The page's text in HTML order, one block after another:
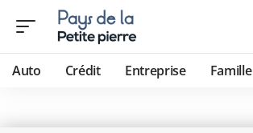
Auto Crédit Entreprise Famille